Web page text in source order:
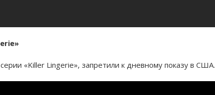
«Killer Lingerie», запретили к дневному показу в США.